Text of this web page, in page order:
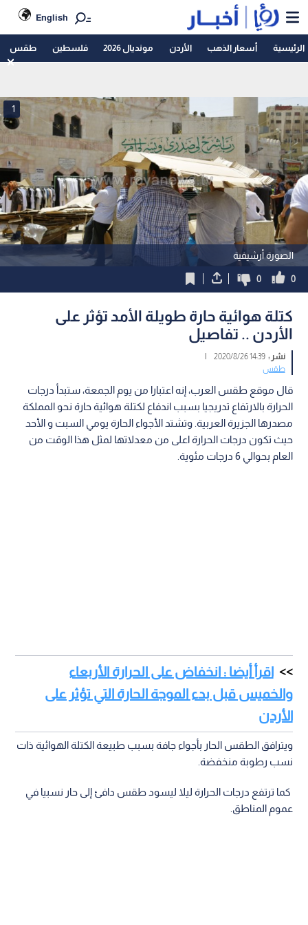
English
الرئيسية أسعار الذهب الأردن مونديال 2026 فلسطين طقس
الصورة أرشيفية
1
0
0
كتلة هوائية حارة طويلة الأمد تؤثر على
الأردن .. تفاصيل
نشر :14:39 2020/8/26
|
طقس
قال موقع طقس العرب، إنه اعتبارا من يوم الجمعة، ستبدأ درجات
الحرارة بالارتفاع تدريجيا بسبب اندفاع لكتلة هوائية حارة نحو المملكة
مصدرها الجزيرة العربية. وتشتد الأجواء الحارة يومي السبت و الأحد
حيث تكون درجات الحرارة اعلى من معدلاتها لمثل هذا الوقت من
العام بحوالي 6 درجات مئوية.
اقرأ أيضا : انخفاض على الحرارة الأربعاء
والخميس قبل بدء الموجة الحارة التي تؤثر على
الأردن
ويترافق الطقس الحار بأجواء جافة بسبب طبيعة الكتلة الهوائية ذات
نسب رطوبة منخفضة.
كما ترتفع درجات الحرارة ليلا ليسود طقس دافئ إلى حار نسبيا في
عموم المناطق.